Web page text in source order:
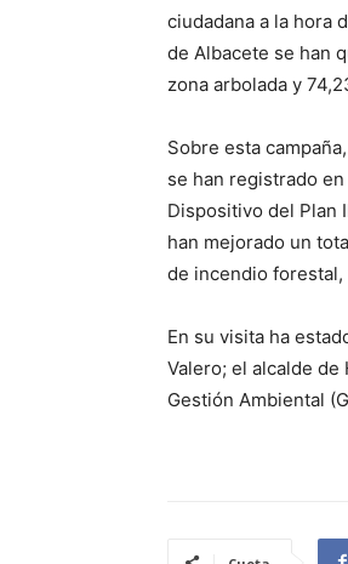
ciudadana a la hora
de Albacete se han
zona arbolada y
Sobre esta
se han registrado
Dispositivo del Plan
han mejorado un
de incendio
En su visita ha
Valero; el alcalde
Gestión Ambiental